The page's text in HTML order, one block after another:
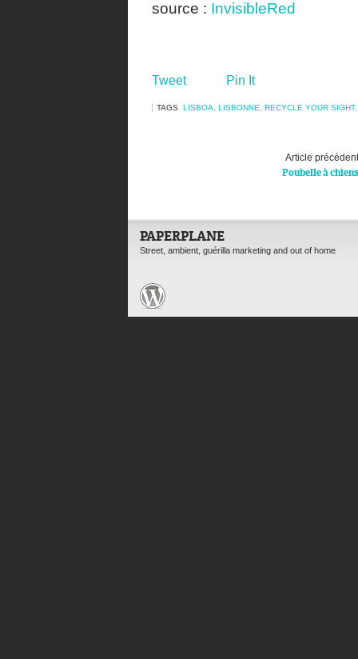
source : InvisibleRed
Tweet Pin It
TAGS LISBOA, LISBONNE, RECYCLE YOUR SIGHT
Article précédent
Poubelle à chiens
PAPERPLANE
Street, ambient, guérilla marketing and out of home